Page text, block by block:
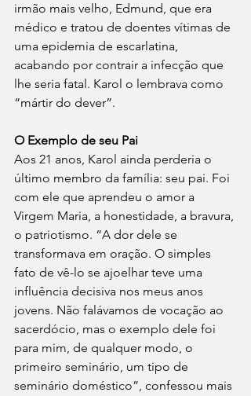
irmão mais velho, Edmund, que era
médico e tratou de doentes vítimas de
uma epidemia de escarlatina,
acabando por contrair a infecção que
lhe seria fatal. Karol o lembrava como
“mártir do dever”.
O Exemplo de seu Pai
Aos 21 anos, Karol ainda perderia o
último membro da família: seu pai. Foi
com ele que aprendeu o amor a
Virgem Maria, a honestidade, a bravura,
o patriotismo. “A dor dele se
transformava em oração. O simples
fato de vê-lo se ajoelhar teve uma
influência decisiva nos meus anos
jovens. Não falávamos de vocação ao
sacerdócio, mas o exemplo dele foi
para mim, de qualquer modo, o
primeiro seminário, um tipo de
seminário doméstico”, confessou mais